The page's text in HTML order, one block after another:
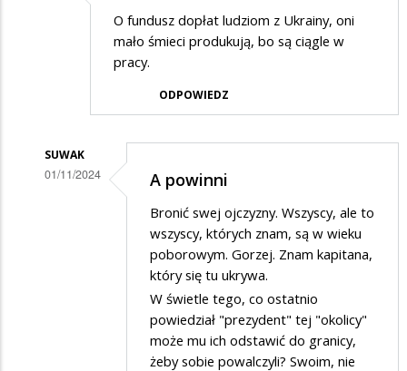
O fundusz dopłat ludziom z Ukrainy, oni
mało śmieci produkują, bo są ciągle w
pracy.
ODPOWIEDZ
SUWAK
01/11/2024 A powinni
Bronić swej ojczyzny. Wszyscy, ale to
wszyscy, których znam, są w wieku
poborowym. Gorzej. Znam kapitana,
który się tu ukrywa.
W świetle tego, co ostatnio
powiedział "prezydent" tej "okolicy"
może mu ich odstawić do granicy,
żeby sobie powalczyli? Swoim, nie